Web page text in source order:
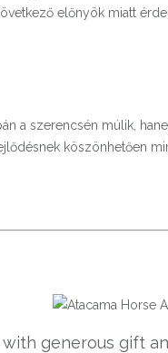
előnyök miatt
szerencsén múlik,
köszönhetően
generous gift